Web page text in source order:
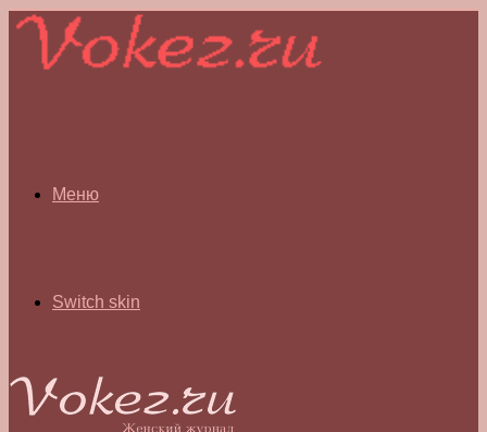
Меню
Switch skin